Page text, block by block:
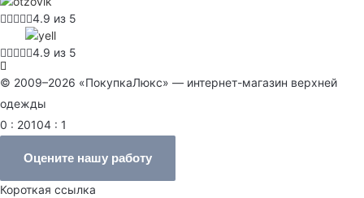
4.9 из 5
4.9 из 5
© 2009–2026 «ПокупкаЛюкс» — интернет-магазин верхней
одежды
0 : 20104 : 1
Оцените нашу работу
Короткая ссылка